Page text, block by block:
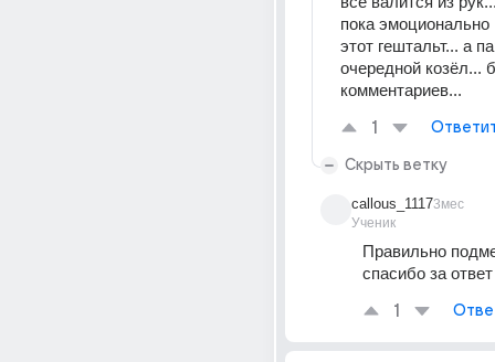
пока эмоционально
этот гештальт... а
очередной козёл...
комментариев...
1
Скрыть ветку
callous_1117
Ученик
3мес
Правильно
спасибо за
1